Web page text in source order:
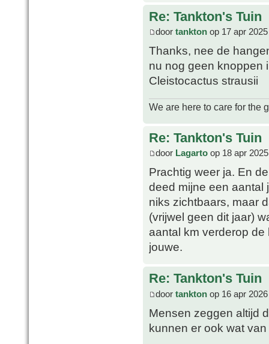
Re: Tankton's Tuin
door tankton op 17 apr
Thanks, nee de
nu nog geen knoppen
Cleistocactus strausii
We are here to care for the
Re: Tankton's Tuin
door Lagarto op 18 apr
Prachtig weer ja. En
deed mijne een aantal
niks zichtbaars, maar
(vrijwel geen dit jaar)
aantal km verderop
jouwe.
Re: Tankton's Tuin
door tankton op 16 apr
Mensen zeggen altijd
kunnen er ook wat van